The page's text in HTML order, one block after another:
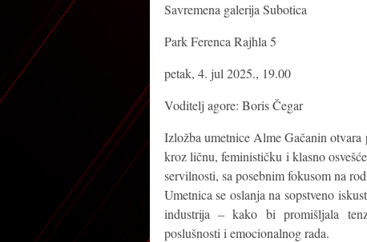
Savremena galerija Subotica
Park Ferenca Rajhla 5
petak, 4. jul 2025., 19.00
Voditelj agore: Boris Čegar
Izložba umetnice Alme Gačanin
kroz ličnu, feminističku i klasno
servilnosti, sa posebnim fokusom na
Umetnica se oslanja na sopstveno
industrija – kako bi promišljala
poslušnosti i emocionalnog rada.